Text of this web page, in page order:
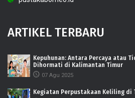
ARTIKEL TERBARU
Kepuhunan: Antara Percaya atau
Dihormati di Kalimantan Timur
07 Agu 2025
Kegiatan Perpustakaan Keliling di